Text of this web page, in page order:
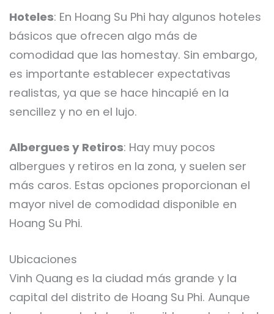
Hoteles: En Hoang Su Phi hay algunos hoteles
básicos que ofrecen algo más de
comodidad que las homestay. Sin embargo,
es importante establecer expectativas
realistas, ya que se hace hincapié en la
sencillez y no en el lujo.
Albergues y Retiros: Hay muy pocos
albergues y retiros en la zona, y suelen ser
más caros. Estas opciones proporcionan el
mayor nivel de comodidad disponible en
Hoang Su Phi.
Ubicaciones
Vinh Quang es la ciudad más grande y la
capital del distrito de Hoang Su Phi. Aunque